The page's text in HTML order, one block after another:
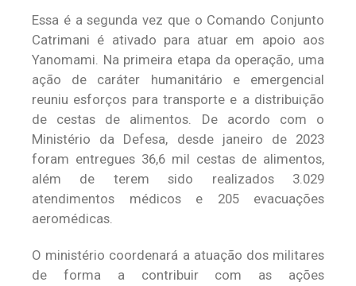
Essa é a segunda vez que o Comando Conjunto
Catrimani é ativado para atuar em apoio aos
Yanomami. Na primeira etapa da operação, uma
ação de caráter humanitário e emergencial
reuniu esforços para transporte e a distribuição
de cestas de alimentos. De acordo com o
Ministério da Defesa, desde janeiro de 2023
foram entregues 36,6 mil cestas de alimentos,
além de terem sido realizados 3.029
atendimentos médicos e 205 evacuações
aeromédicas.
O ministério coordenará a atuação dos militares
de forma a contribuir com as ações